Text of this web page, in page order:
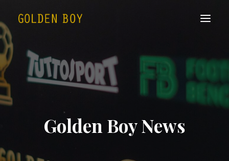
Golden Boy News